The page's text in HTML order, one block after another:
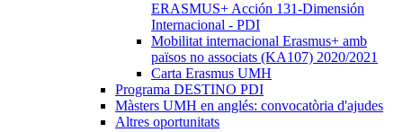
ERASMUS+ Acción 131-Dimensión
Internacional - PDI
Mobilitat internacional Erasmus+ amb
països no associats (KA107) 2020/2021
Carta Erasmus UMH
Programa DESTINO PDI
Màsters UMH en anglés: convocatòria d'ajudes
Altres oportunitats